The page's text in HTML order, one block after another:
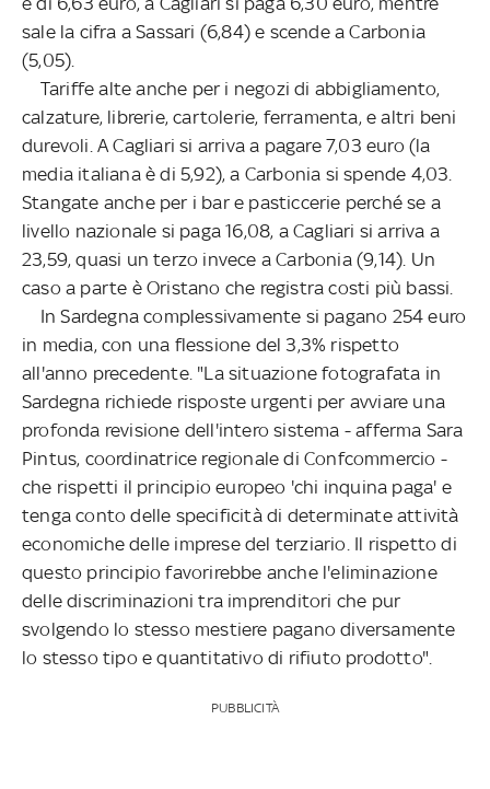
sale la cifra a Sassari (6,84) e scende a Carbonia
(5,05).
Tariffe alte anche per i negozi di abbigliamento,
calzature, librerie, cartolerie, ferramenta, e altri beni
durevoli. A Cagliari si arriva a pagare 7,03 euro (la
media italiana è di 5,92), a Carbonia si spende 4,03.
Stangate anche per i bar e pasticcerie perché se a
livello nazionale si paga 16,08, a Cagliari si arriva a
23,59, quasi un terzo invece a Carbonia (9,14). Un
caso a parte è Oristano che registra costi più bassi.
In Sardegna complessivamente si pagano 254 euro
in media, con una flessione del 3,3% rispetto
all'anno precedente. "La situazione fotografata in
Sardegna richiede risposte urgenti per avviare una
profonda revisione dell'intero sistema - afferma Sara
Pintus, coordinatrice regionale di Confcommercio -
che rispetti il principio europeo 'chi inquina paga' e
tenga conto delle specificità di determinate attività
economiche delle imprese del terziario. Il rispetto di
questo principio favorirebbe anche l'eliminazione
delle discriminazioni tra imprenditori che pur
svolgendo lo stesso mestiere pagano diversamente
lo stesso tipo e quantitativo di rifiuto prodotto".
PUBBLICITÀ